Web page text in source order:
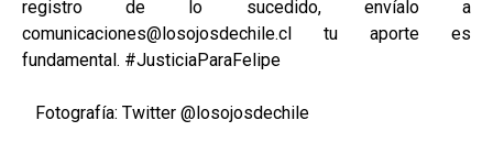
registro de lo sucedido, envíalo a
comunicaciones@losojosdechile.cl tu aporte es
fundamental. #JusticiaParaFelipe
Fotografía: Twitter @losojosdechile